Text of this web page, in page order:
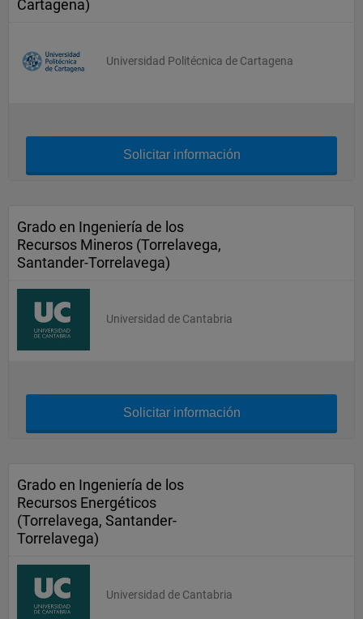
Cartagena)
Universidad Politécnica de Cartagena
Solicitar información
Grado en Ingeniería de los
Recursos Mineros (Torrelavega,
Santander-Torrelavega)
Universidad de Cantabria
Solicitar información
Grado en Ingeniería de los
Recursos Energéticos
(Torrelavega, Santander-
Torrelavega)
Universidad de Cantabria